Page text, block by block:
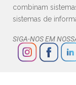
combinam
sistemas de
SIGA-NOS EM